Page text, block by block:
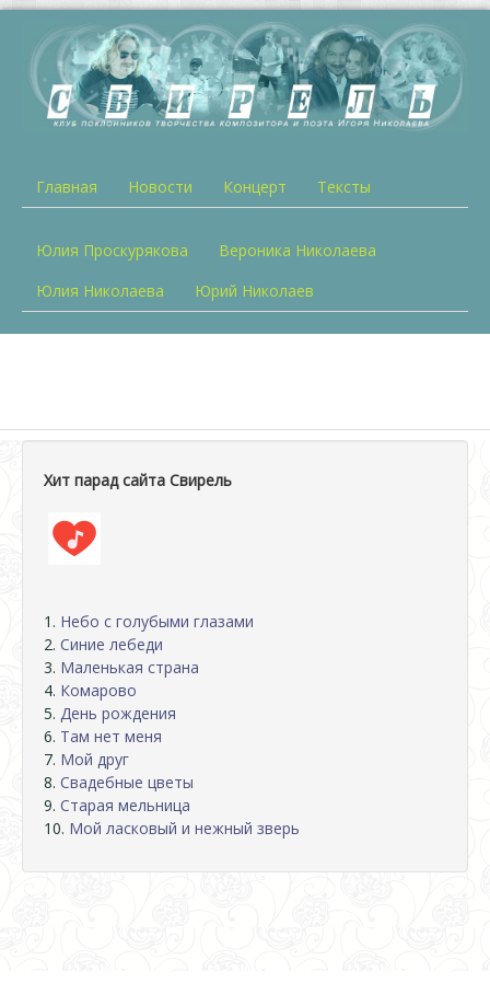
Главная Новости Концерт Тексты
Юлия Проскурякова
Вероника Николаева
Юлия Николаева
Юрий Николаев
Хит парад сайта Свирель
1. Небо с голубыми глазами
2. Синие лебеди
3. Маленькая страна
4. Комарово
5. День рождения
6. Там нет меня
7. Мой друг
8. Свадебные цветы
9. Старая мельница
10. Мой ласковый и нежный зверь